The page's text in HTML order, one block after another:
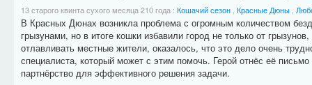
13 старого квинта сухого месяца 210 года : Кошачий сезон, Красные Дюны,
В Красных Дюнах возникла проблема с огромным количеством
грызунами, но в итоге кошки избавили город не только от
отлавливать местные жители, оказалось, что это дело очень
специалиста, который может с этим помочь. Герой отнёс её
партнёрство для эффективного решения задачи.